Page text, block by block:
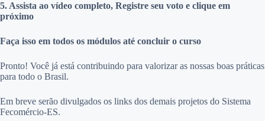
5. Assista ao vídeo completo, Registre seu voto e clique em
próximo
Faça isso em todos os módulos até concluir o curso
Pronto! Você já está contribuindo para valorizar as nossas boas práticas
para todo o Brasil.
Em breve serão divulgados os links dos demais projetos do Sistema
Fecomércio-ES.